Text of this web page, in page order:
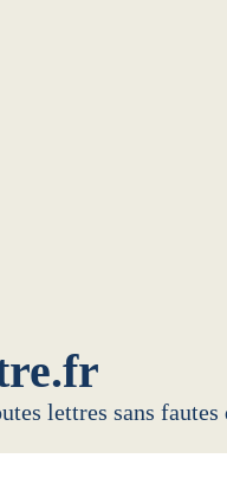
lettres sans